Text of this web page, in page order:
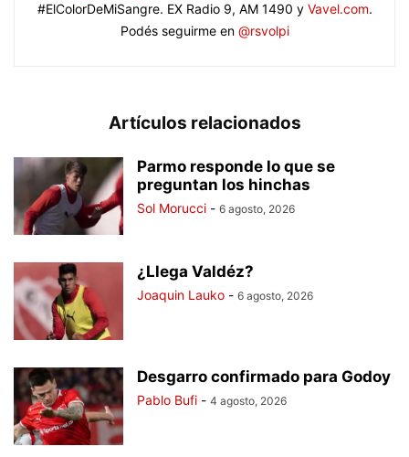
#ElColorDeMiSangre. EX Radio 9, AM 1490 y Vavel.com.
Podés seguirme en @rsvolpi
Artículos relacionados
Parmo responde lo que se
preguntan los hinchas
Sol Morucci - 6 agosto, 2026
¿Llega Valdéz?
Joaquin Lauko - 6 agosto, 2026
Desgarro confirmado para Godoy
Pablo Bufi - 4 agosto, 2026